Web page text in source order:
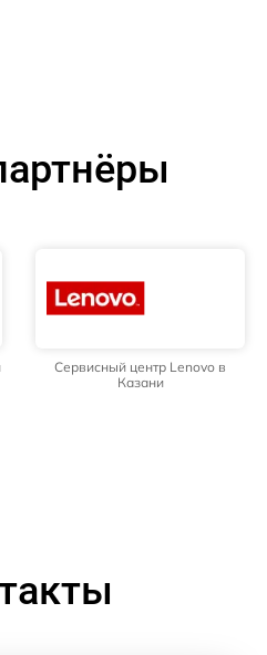
Сервисный центр Lenovo в
Казани